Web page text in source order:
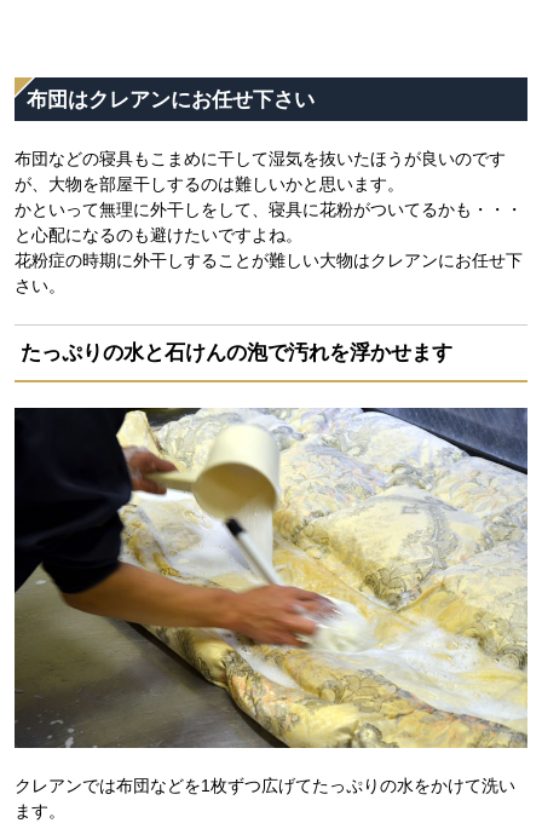
布団はクレアンにお任せ下さい
布団などの寝具もこまめに干して湿気を抜いたほうが良いのです
が、大物を部屋干しするのは難しいかと思います。
かといって無理に外干しをして、寝具に花粉がついてるかも・・・
と心配になるのも避けたいですよね。
花粉症の時期に外干しすることが難しい大物はクレアンにお任せ下
さい。
たっぷりの水と石けんの泡で汚れを浮かせます
クレアンでは布団などを1枚ずつ広げてたっぷりの水をかけて洗い
ます。